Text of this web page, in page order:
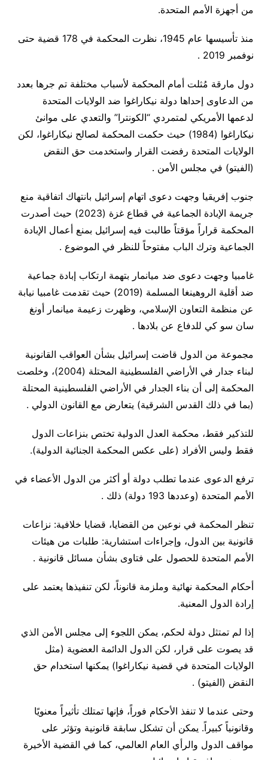
من أجهزة الأمم المتحدة.
منذ تأسيسها عام 1945، نظرت المحكمة في 178 قضية حتى
نوفمبر 2019 .
دول مارقة مُثلت أمام المحكمة لأسباب مختلفة تم جرها بعدد
من الدعاوى إحداها دولة نيكاراغوا ضد الولايات المتحدة
لدعمها الأمريكي لمتمردي “الكونترا” والتعدي على موانئ
نيكاراغوا (1984) حيث حكمت المحكمة لصالح نيكاراغوا، لكن
الولايات المتحدة رفضت القرار واستخدمت حق النقض
(الفيتو) في مجلس الأمن .
جنوب إفريقيا وجهت دعوى اتهام إسرائيل بانتهاك اتفاقية منع
جريمة الإبادة الجماعية في قطاع غزة (2023) حيث أصدرت
المحكمة قراراً مؤقتاً طالبت فيه إسرائيل بمنع أعمال الإبادة
الجماعية وترك الباب مفتوحاً للنظر في الموضوع .
غامبيا وجهت دعوى ضد ميانمار بتهمة ارتكاب إبادة جماعية
ضد أقلية الروهينغا المسلمة (2019) حيث تقدمت غامبيا نيابة
عن منظمة التعاون الإسلامي، وظهرت زعيمة ميانمار أونغ
سان سو كي للدفاع عن بلادها .
مجموعة من الدول قاضت إسرائيل بشأن العواقب القانونية
لبناء جدار في الأراضي الفلسطينية المحتلة (2004)، وخلصت
المحكمة إلى أن بناء الجدار في الأراضي الفلسطينية المحتلة
(بما في ذلك القدس الشرقية) يتعارض مع القانون الدولي .
للتذكير فقط، محكمة العدل الدولية تختص بنزاعات الدول
فقط وليس الأفراد (على عكس المحكمة الجنائية الدولية).
ترفع الدعوى عندما تطلب دولة أو أكثر من الدول الأعضاء في
الأمم المتحدة (وعددها 193 دولة) ذلك .
تنظر المحكمة في نوعين من القضايا، قضايا خلافية: نزاعات
قانونية بين الدول، وإجراءات استشارية: طلبات من هيئات
الأمم المتحدة للحصول على فتاوى بشأن مسائل قانونية .
أحكام المحكمة نهائية وملزمة قانوناً، لكن تنفيذها يعتمد على
إرادة الدول المعنية.
إذا لم تمتثل دولة لحكم، يمكن اللجوء إلى مجلس الأمن الذي
قد يصوت على قرار، لكن الدول الدائمة العضوية (مثل
الولايات المتحدة في قضية نيكاراغوا) يمكنها استخدام حق
النقض (الفيتو) .
وحتى عندما لا تنفذ الأحكام فوراً، فإنها تمتلك تأثيراً معنويًا
وقانونياً كبيراً. يمكن أن تشكل سابقة قانونية وتؤثر على
مواقف الدول والرأي العام العالمي، كما في القضية الأخيرة